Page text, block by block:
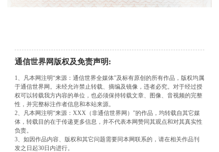
通信世界网版权及免责声明:
1、凡本网注明“来源：通信世界全媒体”及标有原创的所有作品，版权均属
于通信世界网。未经允许禁止转载、摘编及镜像，违者必究。对于经过授
权可以转载我方内容的单位，也必须保持转载文章、图像、音视频的完整
性，并完整标注作者信息和本站来源。
2、凡本网注明“来源：XXX（非通信世界网）”的作品，均转载自其它媒
体，转载目的在于传递更多信息，并不代表本网赞同其观点和对其真实性
负责。
3、如因作品内容、版权和其它问题需要同本网联系的，请在相关作品刊
发之日起30日内进行。